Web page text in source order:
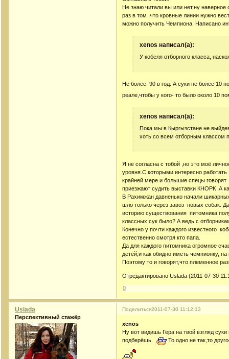
Не знаю читали вы или нет,ну
раз в том ,что кровные линии нужно
можно получить Чемпиона. Написано
xenos написал(а):
У кобеля отборного класса,
Не более 90 в год. А суки не более 10
реале,чтобы у кого- то было около 10
xenos написал(а):
Пока мы в Кыргызстане не
хоть со всем отборным классом
Я не согласна с тобой ,но это моё
уровня.С которыми интересно
крайней мере и большие спецы
приезжают судить выставки КНОРК .А
В Рахимжан давненько начали
шло только через завоз новых собак.
историю существования питомника
классных сук было? А ведь с
Конечно у почти каждого известного
естественно смотря кто папа.
Да для каждого питомника огромное
детей,и как обидно иметь чемпионку,
Поэтому то и говорят,что племенное
Отредактировано Uslada (2011-07-30
0
Поделиться2011-07-30 11:12:13
Uslada
Перспективный стажёр
xenos
Ну вот видишь Гера на твой взгляд
подберёшь.
То одно не так,то